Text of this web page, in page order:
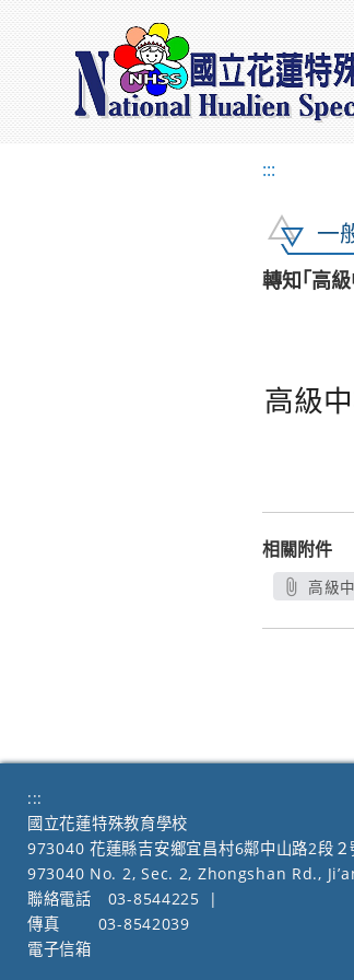
:::
一
轉知｢高
高級
相關附件
高級
:::
國立花蓮特殊教育學校
973040 花蓮縣吉安鄉宜昌村6鄰中山路2段
973040 No. 2, Sec. 2, Zhongshan Rd.,
聯絡電話
03-8544225
|
傳真
03-8542039
電子信箱